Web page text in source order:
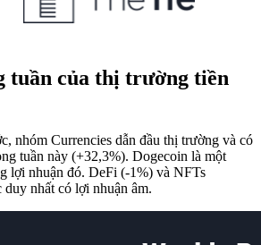
tuần của thị trường tiền
nhóm Currencies dẫn đầu thị trường và có
tuần này (+32,3%). Dogecoin là một
lợi nhuận đó. DeFi (-1%) và NFTs
nhất có lợi nhuận âm.